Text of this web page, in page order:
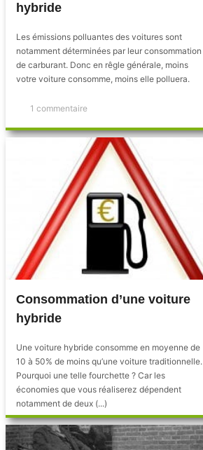
hybride
Les émissions polluantes des voitures sont
notamment déterminées par leur consommation
de carburant. Donc en rêgle générale, moins
votre voiture consomme, moins elle polluera.
1 commentaire
Consommation d’une voiture
hybride
Une voiture hybride consomme en moyenne de
10 à 50% de moins qu’une voiture traditionnelle.
Pourquoi une telle fourchette ? Car les
économies que vous réaliserez dépendent
notamment de deux (...)
3 commentaires